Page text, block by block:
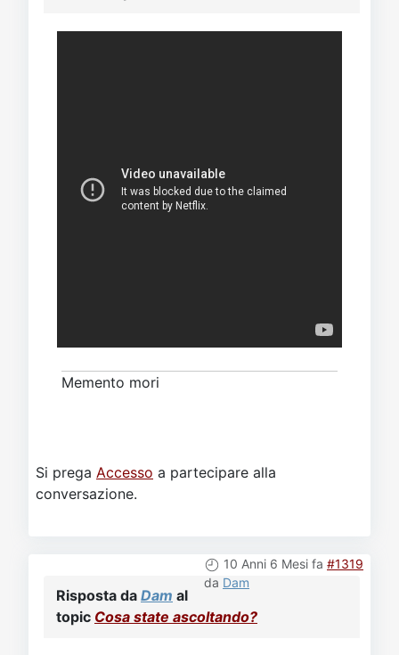
Memento mori
Si prega Accesso a partecipare alla
conversazione.
10 Anni 6 Mesi fa #1319
da Dam
Risposta da Dam al
topic Cosa state ascoltando?